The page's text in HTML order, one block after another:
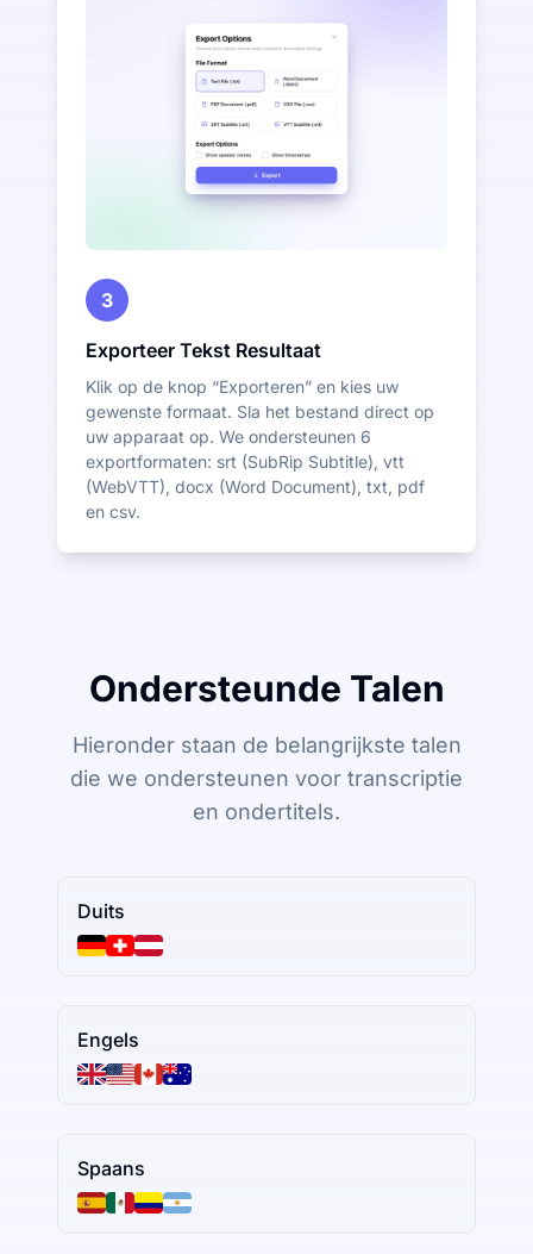
3
Exporteer Tekst Resultaat
Klik op de knop “Exporteren” en kies uw
gewenste formaat. Sla het bestand direct op
uw apparaat op. We ondersteunen 6
exportformaten: srt (SubRip Subtitle), vtt
(WebVTT), docx (Word Document), txt, pdf
en csv.
Ondersteunde Talen
Hieronder staan de belangrijkste talen
die we ondersteunen voor transcriptie
en ondertitels.
Duits
Engels
Spaans